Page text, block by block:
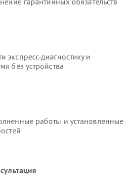
диагностику и
без устройства
работы и установленные